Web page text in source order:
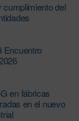
cumplimiento del
Encuentro
en fábricas
en el nuevo